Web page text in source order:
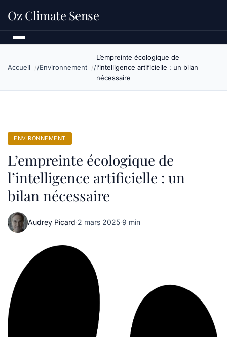
Oz Climate Sense
Accueil Environnement
L’empreinte écologique de
l’intelligence artificielle : un bilan
nécessaire
ENVIRONNEMENT
L’empreinte écologique de
l’intelligence artificielle : un
bilan nécessaire
Audrey Picard·2 mars 2025·9 min